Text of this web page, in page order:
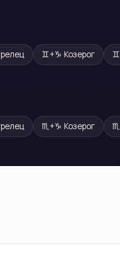
♊+♑ Козерог ♊
♏+♑ Козерог ♏